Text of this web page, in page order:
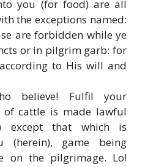
you (for food) are all
the exceptions named:
are forbidden while ye
or in pilgrim garb: for
to His will and
believe! Fulfil your
of cattle is made lawful
except that which is
(herein), game being
on the pilgrimage. Lo!